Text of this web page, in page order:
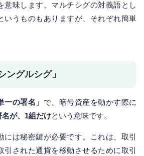
意味します。マルチシグの対義語とし
いうものもありますが、それぞれ簡単
ングルシグ」
一の署名」 で、暗号資産を動かす際に
が、1組だけという意味です。
には秘密鍵が必要です。これは、取引
引された通貨を移動させるために取引